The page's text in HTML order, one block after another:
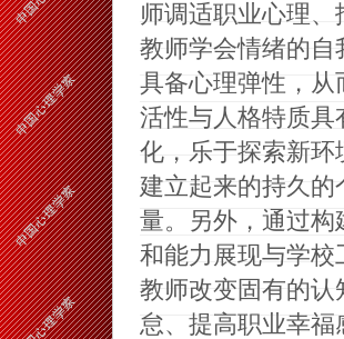
师调适职业心理
教师学会情绪的
具备心理弹性，
活性与人格特质
化，乐于探索新
建立起来的持久
量。另外，通过
和能力展现与学
教师改变固有的
怠、提高职业幸